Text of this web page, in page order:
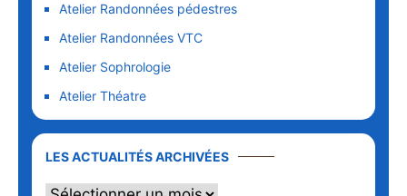
Atelier Randonnées pédestres
Atelier Randonnées VTC
Atelier Sophrologie
Atelier Théatre
LES ACTUALITÉS ARCHIVÉES